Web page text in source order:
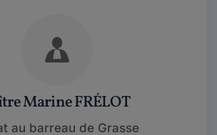
Marine FRÉLOT
au barreau de Grasse